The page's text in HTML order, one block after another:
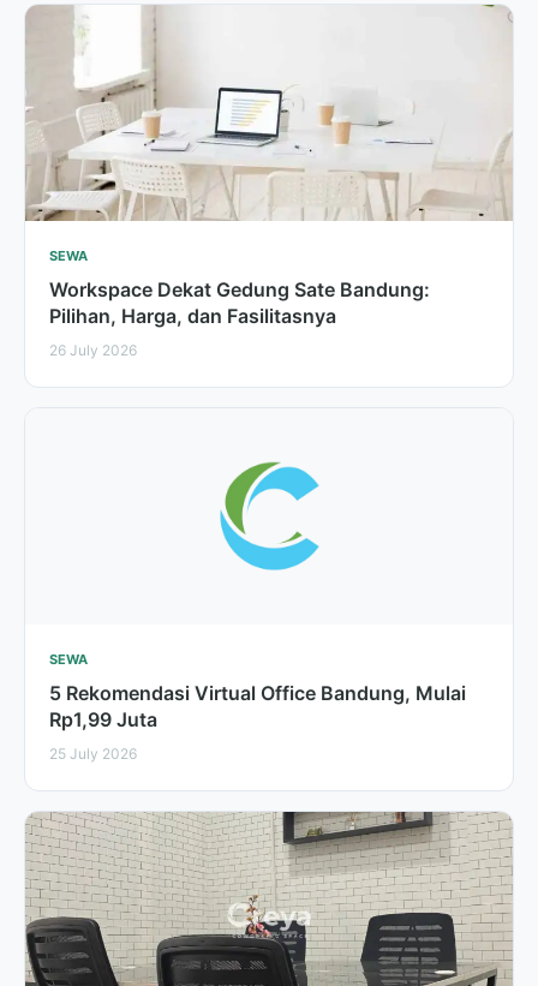
SEWA
Workspace Dekat Gedung Sate Bandung:
Pilihan, Harga, dan Fasilitasnya
26 July 2026
SEWA
5 Rekomendasi Virtual Office Bandung, Mulai
Rp1,99 Juta
25 July 2026